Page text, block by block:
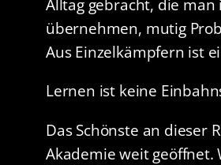
Alltag gebracht, die
übernehmen, mutig
Aus Einzelkämpfern ist
Lernen ist keine
Das Schönste an dieser
Akademie weit geöffnet.